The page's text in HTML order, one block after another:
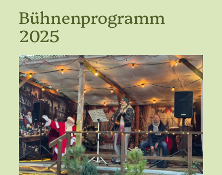
Bühnenprogramm
2025